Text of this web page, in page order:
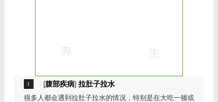
[腹部疾病] 拉肚子拉水
很多人都会遇到拉肚子拉水的情况，特别是在大吃一顿或